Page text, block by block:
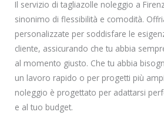
Il servizio di tagliazolle noleggio a
sinonimo di flessibilità e comodità.
personalizzate per soddisfare le
cliente, assicurando che tu abbia
al momento giusto. Che tu abbia
un lavoro rapido o per progetti più
noleggio è progettato per adattarsi
e al tuo budget.